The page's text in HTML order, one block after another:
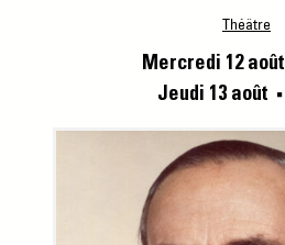
Théâtre
Mercredi 12 août
Jeudi 13 août
■